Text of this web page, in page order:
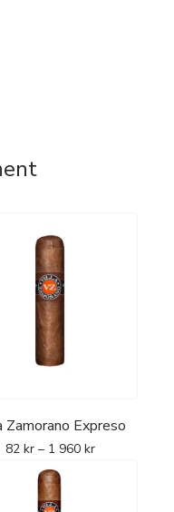
Zamorano Expreso
82 kr – 1 960 kr